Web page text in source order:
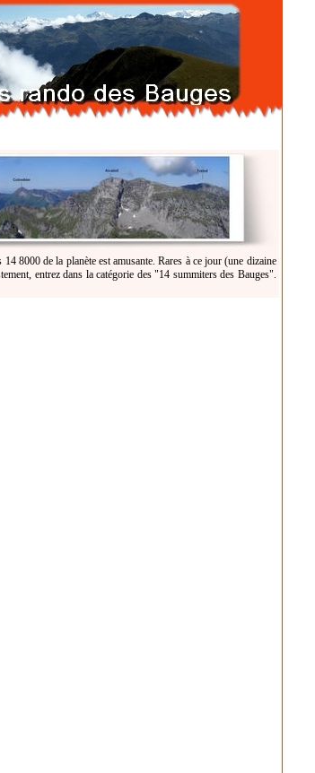
8000 de la planète est amusante. Rares à ce jour (une dizaine
entrez dans la catégorie des "14 summiters des Bauges".